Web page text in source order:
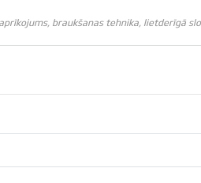
braukšanas tehnika, lietderīgā